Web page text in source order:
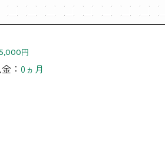
円
： 0ヵ月